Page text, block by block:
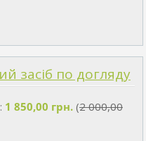
засіб по догляду
1 850,00 грн.(2 000,00